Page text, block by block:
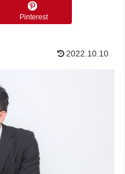
Pinterest
2022.10.10